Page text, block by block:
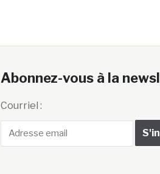
Abonnez-vous à la
Courriel :